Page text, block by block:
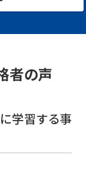
者の声
学習する事